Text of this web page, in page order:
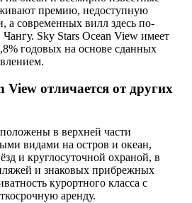
премию, недоступную
а современных вилл здесь по-
Sky Stars Ocean View имеет
годовых на основе сданных
View отличается от других
в верхней части
видами на остров и океан,
и круглосуточной охраной, в
и знаковых прибрежных
курортного класса с
аренду.